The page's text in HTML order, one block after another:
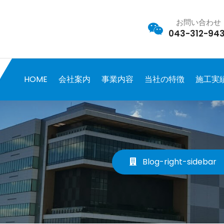
お問い合わせ
043-312-
HOME 会社案内 事業内容 当社の特徴 施工実
Blog-right-sidebar